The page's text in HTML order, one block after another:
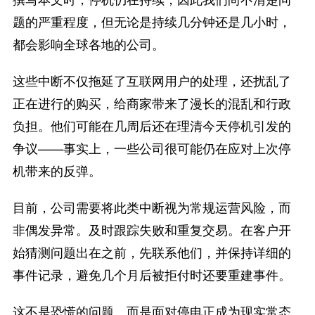
题的严重程度，但无论是持续几分钟还是几小时，
都会影响全球各地的公司。
这些中断不仅拖延了互联网用户的处理，还扰乱了
正在进行的购买，给商家带来了漫长的混乱和行政
负担。他们可能在几周后还在理清今天停机引发的
争议——事实上，一些公司很可能仍在应对上次停
机带来的反弹。
目前，公司需要将此类中断视为常规运营风险，而
非偶发异常。及时跟踪失败和重复交易。在客户开
始猜测问题出在之前，先联系他们，并保持详细的
事件记录，避免几个月后被拒付时还要重建事件。
这不是恐慌的问题。而是面对停电正成为现实常态